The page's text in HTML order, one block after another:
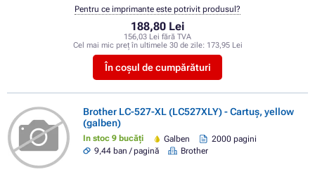
188,80 Lei
156,03 Lei fără TVA
Cel mai mic preț în ultimele 30 de zile: 173,95 Lei
În coșul de cumpărături
Pentru ce imprimante este potrivit produsul?
Brother LC-527-XL (LC527XLY) - Cartuș, yellow
(galben)
In stoc 9 bucăți Galben
2000 pagini
9,44 ban / pagină
Brother